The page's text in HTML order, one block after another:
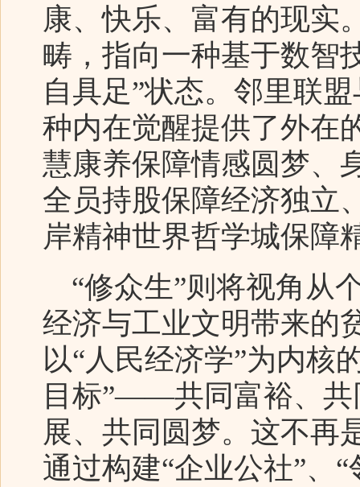
康、快乐、富有的现实
畴，指向一种基于数智
自具足”状态。邻里联
种内在觉醒提供了外
慧康养保障情感圆梦、
全员持股保障经济独立
岸精神世界哲学城保障
“修众生”则将视角从
经济与工业文明带来的
以“人民经济学”为内核
目标”——共同富裕、共
展、共同圆梦。这不再
通过构建“企业公社”、